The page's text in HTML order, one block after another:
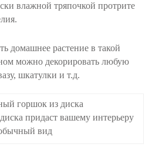
влажной тряпочкой протрите
домашнее растение в такой
можно декорировать любую
шкатулки и т.д.
придаст вашему интерьеру
вид